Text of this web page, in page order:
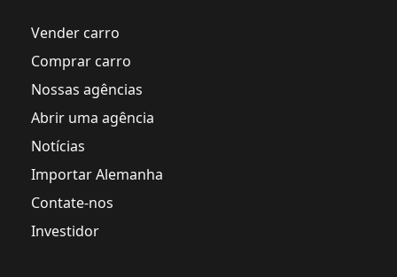
Vender carro
Comprar carro
Nossas agências
Abrir uma agência
Notícias
Importar Alemanha
Contate-nos
Investidor